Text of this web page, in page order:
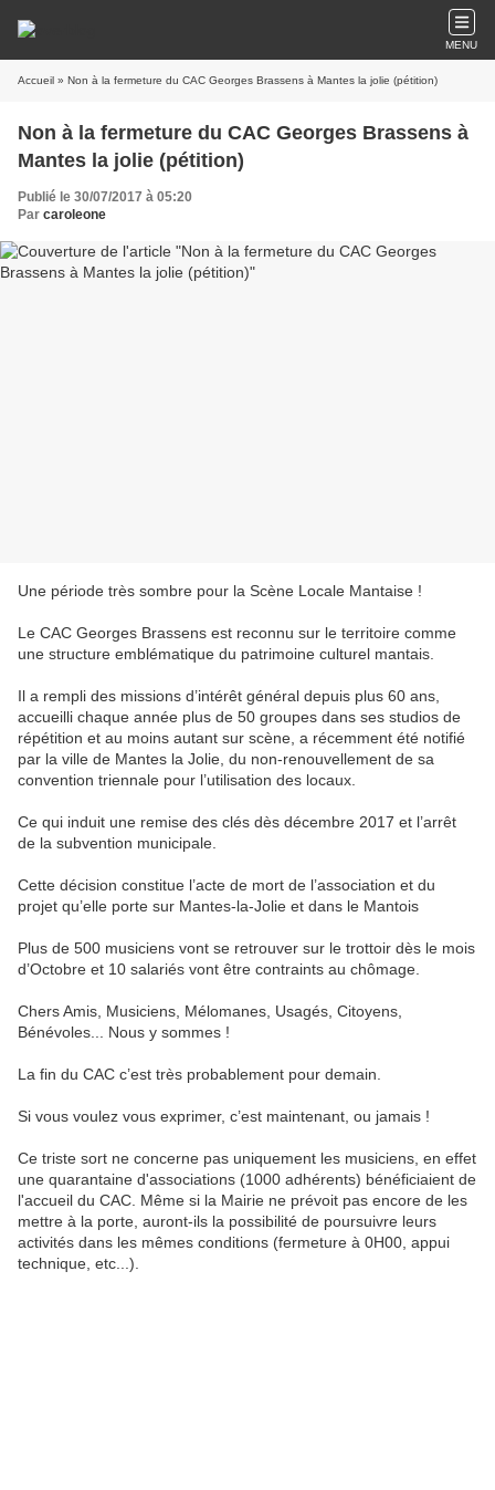
MENU
Accueil » Non à la fermeture du CAC Georges Brassens à Mantes la jolie (pétition)
Non à la fermeture du CAC Georges Brassens à
Mantes la jolie (pétition)
Publié le 30/07/2017 à 05:20
Par caroleone
Une période très sombre pour la Scène Locale Mantaise !
Le CAC Georges Brassens est reconnu sur le territoire comme
une structure emblématique du patrimoine culturel mantais.
Il a rempli des missions d’intérêt général depuis plus 60 ans,
accueilli chaque année plus de 50 groupes dans ses studios de
répétition et au moins autant sur scène, a récemment été notifié
par la ville de Mantes la Jolie, du non-renouvellement de sa
convention triennale pour l’utilisation des locaux.
Ce qui induit une remise des clés dès décembre 2017 et l’arrêt
de la subvention municipale.
Cette décision constitue l’acte de mort de l’association et du
projet qu’elle porte sur Mantes-la-Jolie et dans le Mantois
Plus de 500 musiciens vont se retrouver sur le trottoir dès le mois
d’Octobre et 10 salariés vont être contraints au chômage.
Chers Amis, Musiciens, Mélomanes, Usagés, Citoyens,
Bénévoles... Nous y sommes !
La fin du CAC c’est très probablement pour demain.
Si vous voulez vous exprimer, c’est maintenant, ou jamais !
Ce triste sort ne concerne pas uniquement les musiciens, en effet
une quarantaine d'associations (1000 adhérents) bénéficiaient de
l'accueil du CAC. Même si la Mairie ne prévoit pas encore de les
mettre à la porte, auront-ils la possibilité de poursuivre leurs
activités dans les mêmes conditions (fermeture à 0H00, appui
technique, etc...).